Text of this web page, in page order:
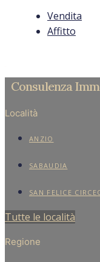
Vendita
Affitto
Consulenza
Località
ANZIO
SABAUDIA
SAN FELICE
Tutte le località
Regione